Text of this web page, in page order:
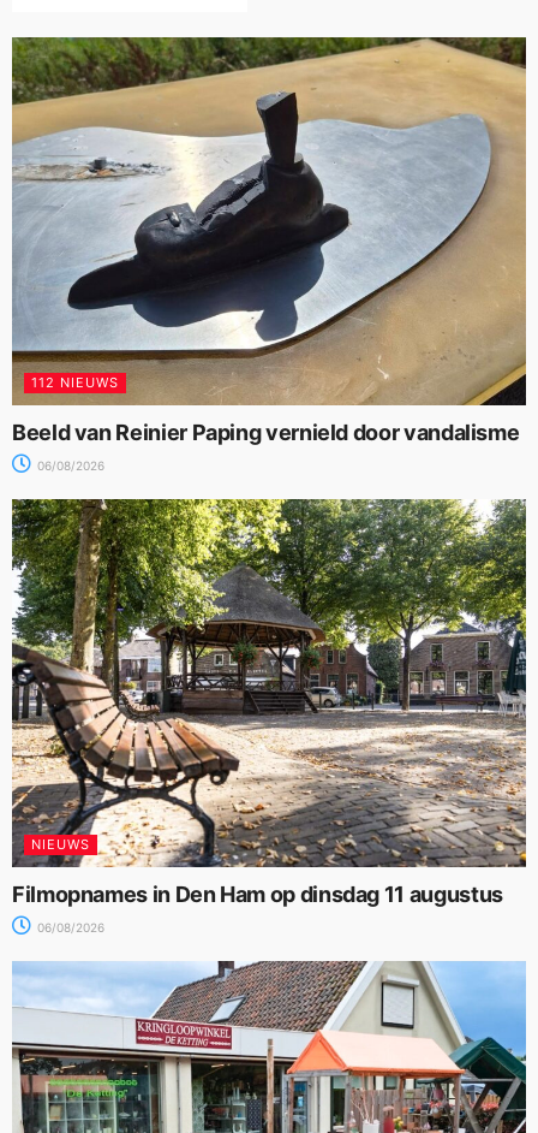
112 NIEUWS
Beeld van Reinier Paping vernield door vandalisme
06/08/2026
NIEUWS
Filmopnames in Den Ham op dinsdag 11 augustus
06/08/2026